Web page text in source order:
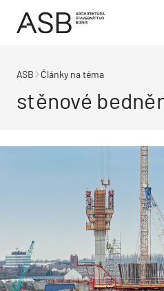
ASB Články na téma
stěnové